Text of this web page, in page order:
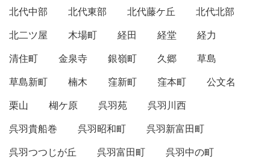
北代中部
北代東部 北代藤ケ丘
北代北部
北二ツ屋
木場町 経田 経堂
経力
清住町
金泉寺 銀嶺町 久郷
草島
草島新町
楠木 窪新町 窪本町
公文名
栗山
楜ケ原 呉羽苑
呉羽川西
呉羽貴船巻
呉羽昭和町
呉羽新富田町
呉羽つつじが丘
呉羽富田町
呉羽中の町